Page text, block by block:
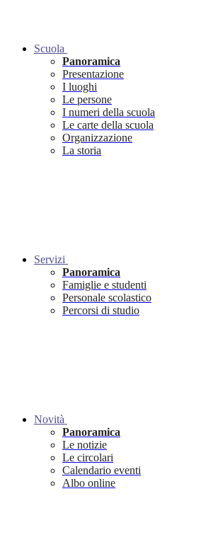
Scuola
Panoramica
Presentazione
I luoghi
Le persone
I numeri della scuola
Le carte della scuola
Organizzazione
La storia
Servizi
Panoramica
Famiglie e studenti
Personale scolastico
Percorsi di studio
Novità
Panoramica
Le notizie
Le circolari
Calendario eventi
Albo online